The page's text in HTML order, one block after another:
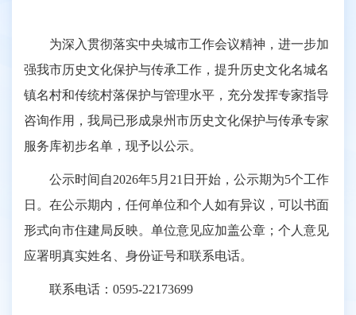
为深入贯彻落实中央城市工作会议精神，进一步加
强我市历史文化保护与传承工作，提升历史文化名城名
镇名村和传统村落保护与管理水平，充分发挥专家指导
咨询作用，我局已形成泉州市历史文化保护与传承专家
服务库初步名单，现予以公示。
公示时间自2026年5月21日开始，公示期为5个工作
日。在公示期内，任何单位和个人如有异议，可以书面
形式向市住建局反映。单位意见应加盖公章；个人意见
应署明真实姓名、身份证号和联系电话。
联系电话：0595-22173699